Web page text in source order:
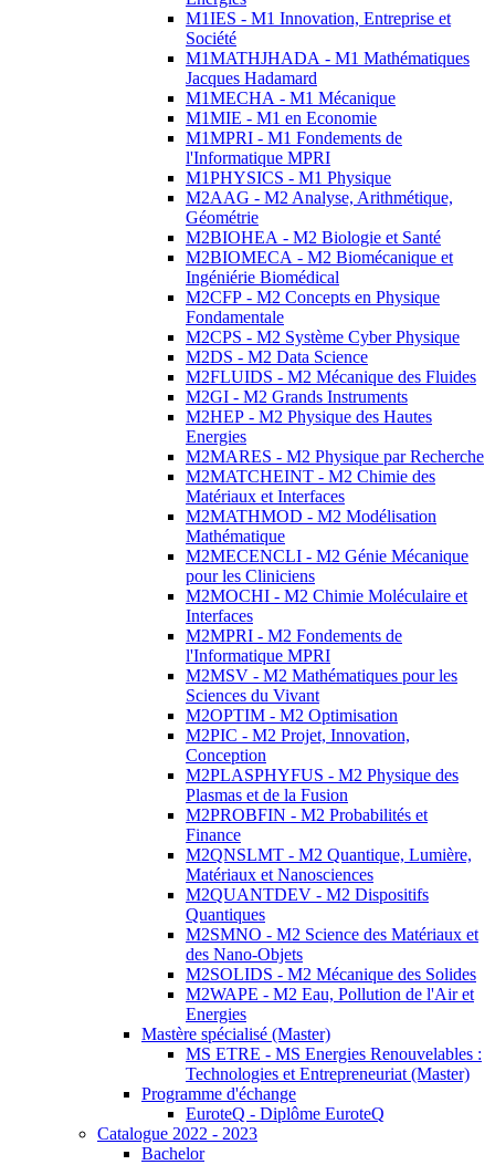
M1IES - M1 Innovation, Entreprise et
Société
M1MATHJHADA - M1 Mathématiques
Jacques Hadamard
M1MECHA - M1 Mécanique
M1MIE - M1 en Economie
M1MPRI - M1 Fondements de
l'Informatique MPRI
M1PHYSICS - M1 Physique
M2AAG - M2 Analyse, Arithmétique,
Géométrie
M2BIOHEA - M2 Biologie et Santé
M2BIOMECA - M2 Biomécanique et
Ingéniérie Biomédical
M2CFP - M2 Concepts en Physique
Fondamentale
M2CPS - M2 Système Cyber Physique
M2DS - M2 Data Science
M2FLUIDS - M2 Mécanique des Fluides
M2GI - M2 Grands Instruments
M2HEP - M2 Physique des Hautes
Energies
M2MARES - M2 Physique par Recherche
M2MATCHEINT - M2 Chimie des
Matériaux et Interfaces
M2MATHMOD - M2 Modélisation
Mathématique
M2MECENCLI - M2 Génie Mécanique
pour les Cliniciens
M2MOCHI - M2 Chimie Moléculaire et
Interfaces
M2MPRI - M2 Fondements de
l'Informatique MPRI
M2MSV - M2 Mathématiques pour les
Sciences du Vivant
M2OPTIM - M2 Optimisation
M2PIC - M2 Projet, Innovation,
Conception
M2PLASPHYFUS - M2 Physique des
Plasmas et de la Fusion
M2PROBFIN - M2 Probabilités et
Finance
M2QNSLMT - M2 Quantique, Lumière,
Matériaux et Nanosciences
M2QUANTDEV - M2 Dispositifs
Quantiques
M2SMNO - M2 Science des Matériaux et
des Nano-Objets
M2SOLIDS - M2 Mécanique des Solides
M2WAPE - M2 Eau, Pollution de l'Air et
Energies
Mastère spécialisé (Master)
MS ETRE - MS Energies Renouvelables :
Technologies et Entrepreneuriat (Master)
Programme d'échange
EuroteQ - Diplôme EuroteQ
Catalogue 2022 - 2023
Bachelor